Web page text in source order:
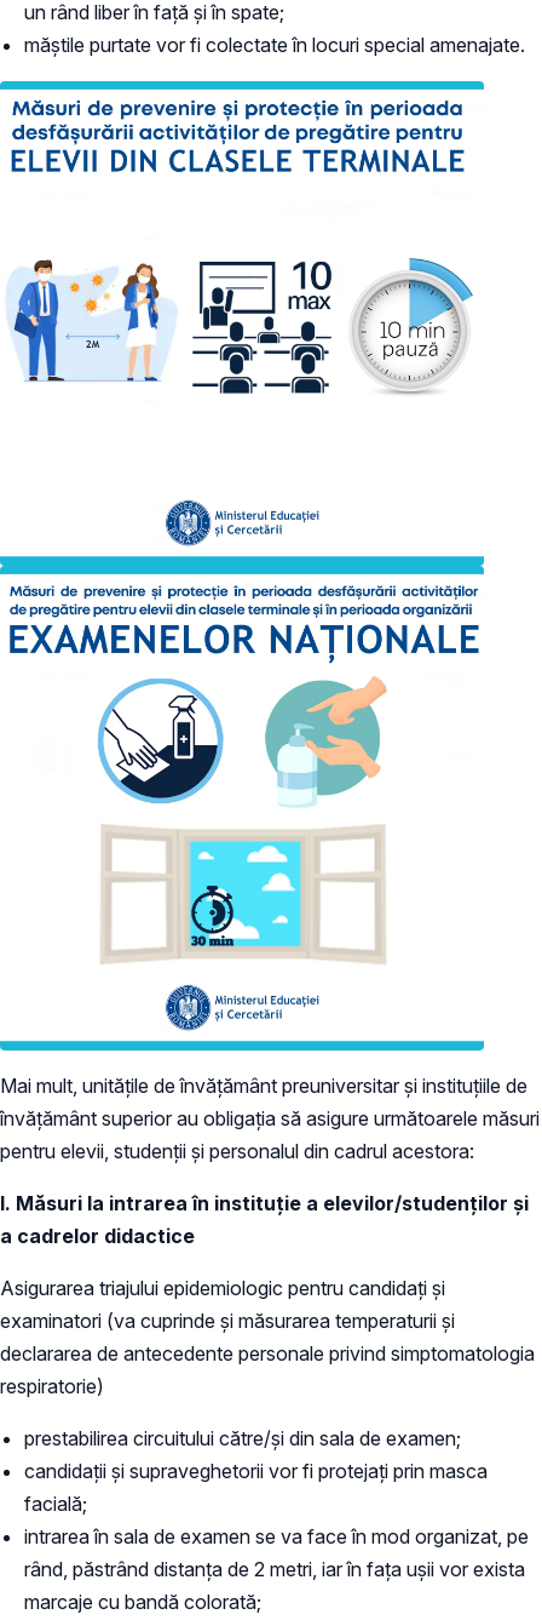
un rând liber în față și în spate;
măștile purtate vor fi colectate în locuri special amenajate.
Mai mult, unitățile de învățământ preuniversitar și instituțiile de
învățământ superior au obligația să asigure următoarele măsuri
pentru elevii, studenții și personalul din cadrul acestora:
I. Măsuri la intrarea în instituție a elevilor/studenților și
a cadrelor didactice
Asigurarea triajului epidemiologic pentru candidați și
examinatori (va cuprinde și măsurarea temperaturii și
declararea de antecedente personale privind simptomatologia
respiratorie)
prestabilirea circuitului către/și din sala de examen;
candidații și supraveghetorii vor fi protejați prin masca
facială;
intrarea în sala de examen se va face în mod organizat, pe
rând, păstrând distanța de 2 metri, iar în fața ușii vor exista
marcaje cu bandă colorată;